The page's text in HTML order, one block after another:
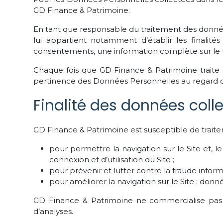
GD Finance & Patrimoine.
En tant que responsable du traitement des
lui appartient notamment d’établir les
consentements, une information complète sur
Chaque fois que GD Finance & Patrimoine
pertinence des Données Personnelles au regard
Finalité des données
GD Finance & Patrimoine est susceptible de
pour permettre la navigation sur le Site et,
connexion et d’utilisation du Site ;
pour prévenir et lutter contre la fraude
pour améliorer la navigation sur le Site :
GD Finance & Patrimoine ne commercialise
d’analyses.